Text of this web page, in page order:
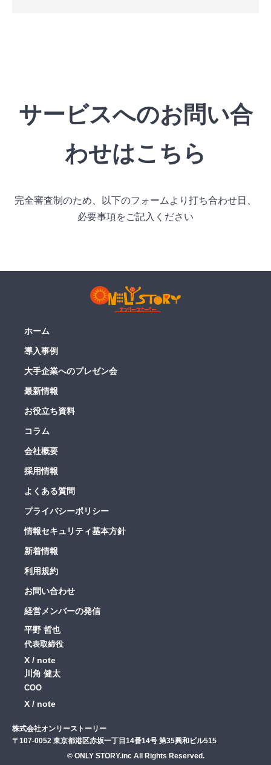
サービスへのお問い合
わせはこちら
完全審査制のため、以下のフォームより打ち合わせ日、
必要事項をご記入ください
ホーム
導入事例
大手企業へのプレゼン会
最新情報
お役立ち資料
コラム
会社概要
採用情報
よくある質問
プライバシーポリシー
情報セキュリティ基本方針
新着情報
利用規約
お問い合わせ
経営メンバーの発信
平野 哲也
代表取締役
X
note
川角 健太
COO
X note
株式会社オンリーストーリー
〒107-0052 東京都港区赤坂一丁目14番14号 第35興和ビル515
© ONLY STORY.inc All Rights Reserved.